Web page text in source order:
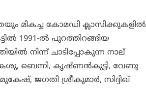
മികച്ച കോമഡി ക്ലാസിക്കുകളിൽ
1991-ൽ പുറത്തിറങ്ങിയ
നിന്ന് ചാടിപ്പോകുന്ന നാല്
ബെന്നി, കൃഷ്ണൻകുട്ടി, വേണു
ജഗതി ശ്രീകുമാർ, സിദ്ദിഖ്